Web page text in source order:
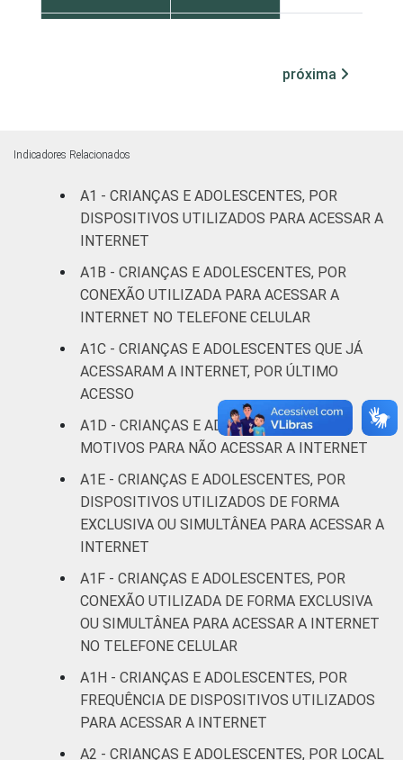
Médio ou
mais
36
DA CRIANÇA
OU DO
ADOLESCENTE
anos
31
De 11 a 12
anos
anos
34
De 15 a 17
anos
RENDA
FAMILIAR
Até 1 SM 17
SM até 2 SM
31
Mais de 2
SM até 3 SM
Mais de 3
SM
49
próxima
Indicadores Relacionados
A1 - CRIANÇAS E ADOLESCENTES, POR
DISPOSITIVOS UTILIZADOS PARA ACESSAR A
INTERNET
A1B - CRIANÇAS E ADOLESCENTES, POR
CONEXÃO UTILIZADA PARA ACESSAR A
INTERNET NO TELEFONE CELULAR
A1C - CRIANÇAS E ADOLESCENTES QUE JÁ
ACESSARAM A INTERNET, POR ÚLTIMO
ACESSO
A1D - CRIANÇAS E ADOLESCENTES, POR
MOTIVOS PARA NÃO ACESSAR A INTERNET
A1E - CRIANÇAS E ADOLESCENTES, POR
DISPOSITIVOS UTILIZADOS DE FORMA
EXCLUSIVA OU SIMULTÂNEA PARA ACESSAR A
INTERNET
A1F - CRIANÇAS E ADOLESCENTES, POR
CONEXÃO UTILIZADA DE FORMA EXCLUSIVA
OU SIMULTÂNEA PARA ACESSAR A INTERNET
NO TELEFONE CELULAR
A1H - CRIANÇAS E ADOLESCENTES, POR
FREQUÊNCIA DE DISPOSITIVOS UTILIZADOS
PARA ACESSAR A INTERNET
A2 - CRIANÇAS E ADOLESCENTES, POR LOCAL